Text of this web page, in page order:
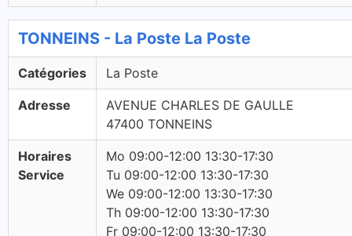
TONNEINS - La Poste La Poste
Catégories La Poste
Adresse
AVENUE CHARLES DE GAULLE
47400 TONNEINS
Horaires
Service
Mo 09:00-12:00 13:30-17:30
Tu 09:00-12:00 13:30-17:30
We 09:00-12:00 13:30-17:30
Th 09:00-12:00 13:30-17:30
Fr 09:00-12:00 13:30-17:30